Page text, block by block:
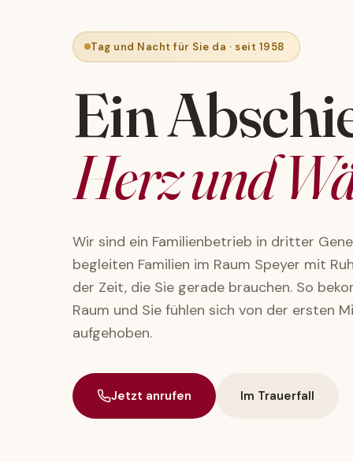
Jetzt anrufen
E-Mail schreiben
Tag und Nacht für Sie da · seit 1958
Ein
Herz und
Wir sind ein Familienbetrieb in dritter
begleiten Familien im Raum Speyer mit
der Zeit, die Sie gerade brauchen. So
Raum und Sie fühlen sich von der ersten
aufgehoben.
Jetzt anrufen Im Trauerfall